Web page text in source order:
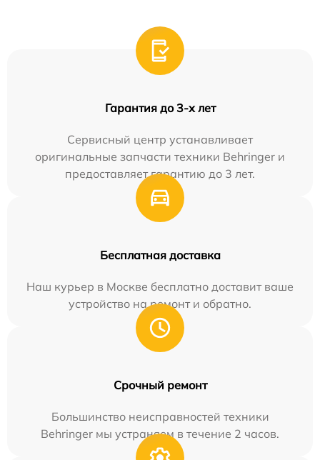
Гарантия до 3-х лет
Сервисный центр устанавливает
оригинальные запчасти техники Behringer и
предоставляет гарантию до 3 лет.
Бесплатная доставка
Наш курьер в Москве бесплатно доставит ваше
устройство на ремонт и обратно.
Срочный ремонт
Большинство неисправностей техники
Behringer мы устраняем в течение 2 часов.